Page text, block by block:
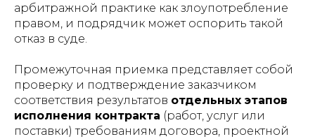
арбитражной практике как злоупотребление
правом, и подрядчик может оспорить такой
отказ в суде.
Промежуточная приемка представляет собой
проверку и подтверждение заказчиком
соответствия результатов отдельных этапов
исполнения контракта (работ, услуг или
поставки) требованиям договора, проектной